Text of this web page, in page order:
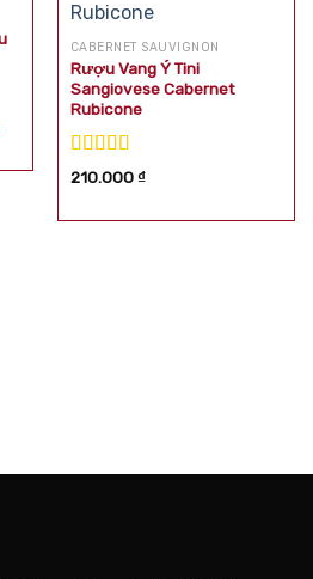
1.500.000 ₫.
CABERNET SAUVIGNON
Rượu Vang Ý Tini
Sangiovese Cabernet
Rubicone
Được xếp
210.000₫